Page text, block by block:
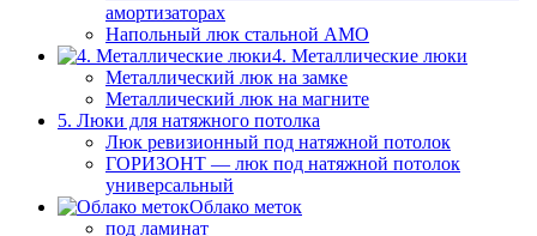
амортизаторах
Напольный люк стальной АМО
4. Металлические люки
Металлический люк на замке
Металлический люк на магните
5. Люки для натяжного потолка
Люк ревизионный под натяжной потолок
ГОРИЗОНТ — люк под натяжной потолок
универсальный
Облако меток
под ламинат